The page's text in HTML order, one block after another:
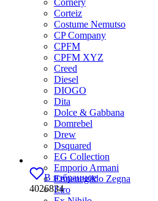
Cornery
Corteiz
Costume Nemutso
CP Company
CPFM
CPFM XYZ
Creed
Diesel
DIOGO
Dita
Dolce & Gabbana
Domrebel
Drew
Dsquared
EG Collection
Emporio Armani
Ermenegildo Zegna
Etro
В избранное
4026834